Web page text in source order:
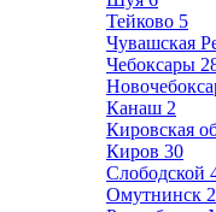
Тейково 5
Чувашская
Чебоксары
Канаш 2
Кировская
Киров 30
Слободской
Омутнинск 2